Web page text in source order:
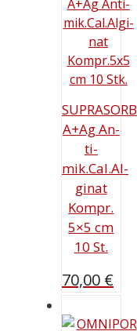
SUPRASORB
A+Ag An­
ti­
mik.Cal.Al­
gi­nat
Kompr.
5×5 cm
10 St.
70,00 €